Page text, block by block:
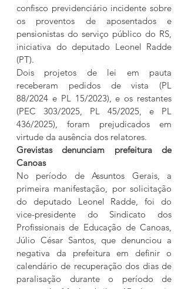
confisco previdenciário incidente sobre
os proventos de aposentados e
pensionistas do serviço público do RS,
iniciativa do deputado Leonel Radde
(PT).
Dois projetos de lei em pauta
receberam pedidos de vista (PL
88/2024 e PL 15/2023), e os restantes
(PEC 303/2025, PL 45/2025, e PL
436/2025), foram prejudicados em
virtude da ausência dos relatores.
Grevistas denunciam prefeitura de
Canoas
No período de Assuntos Gerais, a
primeira manifestação, por solicitação
do deputado Leonel Radde, foi do
vice-presidente do Sindicato dos
Profissionais de Educação de Canoas,
Júlio César Santos, que denunciou a
negativa da prefeitura em definir o
calendário de recuperação dos dias de
paralisação durante o período de